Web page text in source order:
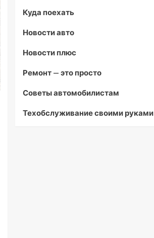
Куда поехать
Новости авто
Новости плюс
Ремонт — это просто
Советы автомобилистам
Техобслуживание своими руками